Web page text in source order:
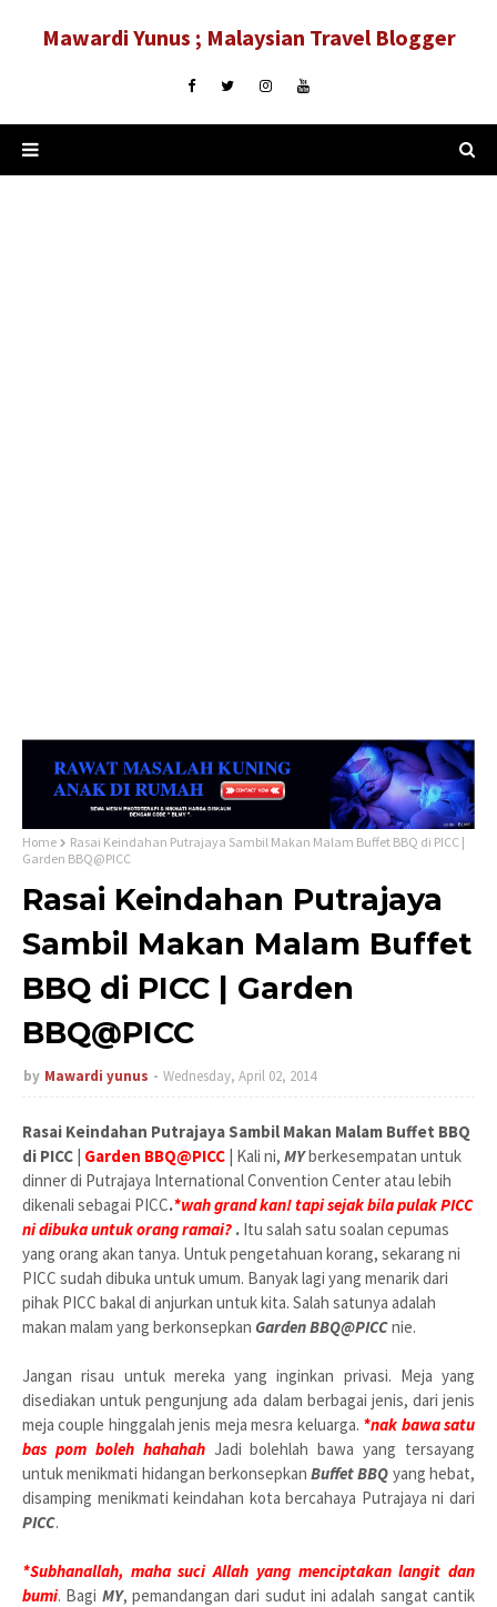
Mawardi Yunus ; Malaysian Travel Blogger
Home
Rasai Keindahan Putrajaya Sambil Makan Malam Buffet BBQ di PICC |
Garden BBQ@PICC
Rasai Keindahan Putrajaya
Sambil Makan Malam Buffet
BBQ di PICC | Garden
BBQ@PICC
by Mawardi yunus Wednesday, April 02, 2014
Rasai Keindahan Putrajaya Sambil Makan Malam Buffet BBQ
di PICC | Garden BBQ@PICC | Kali ni, MYberkesempatan untuk
dinner di Putrajaya International Convention Center atau lebih
dikenali sebagai PICC.*wah grand kan! tapi sejak bila pulak PICC
ni dibuka untuk orang ramai? . Itu salah satu soalan cepumas
yang orang akan tanya. Untuk pengetahuan korang, sekarang ni
PICC sudah dibuka untuk umum. Banyak lagi yang menarik dari
pihak PICC bakal di anjurkan untuk kita. Salah satunya adalah
makan malam yang berkonsepkan Garden BBQ@PICCnie.
Jangan risau untuk mereka yang inginkan privasi. Meja yang
disediakan untuk pengunjung ada dalam berbagai jenis, dari jenis
meja couple hinggalah jenis meja mesra keluarga. *nak bawa satu
bas pom boleh hahahahJadi bolehlah bawa yang tersayang
untuk menikmati hidangan berkonsepkan Buffet BBQ yang hebat,
disamping menikmati keindahan kota bercahaya Putrajaya ni dari
PICC.
*Subhanallah, maha suci Allah yang menciptakan langit dan
bumi. Bagi MY, pemandangan dari sudut ini adalah sangat cantik